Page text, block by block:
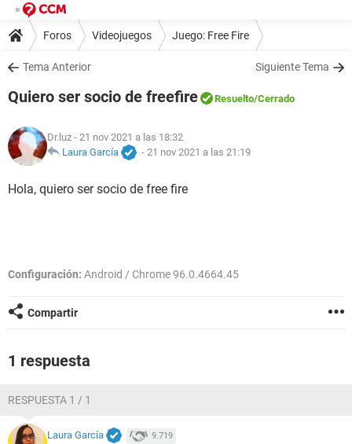
Foros Videojuegos Juego: Free Fire
Tema Anterior Siguiente Tema
Quiero ser socio de freefire Resuelto/Cerrado
Dr.luz - 21 nov 2021 a las 18:32
Laura García
- 21 nov 2021 a las 21:19
Hola, quiero ser socio de free fire
Configuración: Android / Chrome 96.0.4664.45
Compartir
1 respuesta
RESPUESTA 1 / 1
Laura García 9.719